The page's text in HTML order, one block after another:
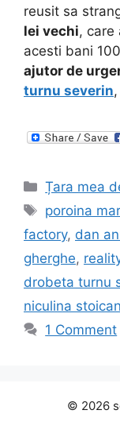
reusit sa
lei vechi, care
acesti bani
ajutor de
turnu severin
Categories
Țara mea
Tags
poroina
factory, dan
gherghe,
drobeta turnu
niculina stoican
1 Comment
© 2026